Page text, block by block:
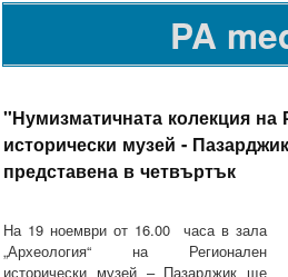
PA
"Нумизматичната колекция на
исторически музей -
представена в четвъртък
На 19 ноември от 16.00 часа в зала
„Археология“ на Регионален
исторически музей – Пазарджик ще